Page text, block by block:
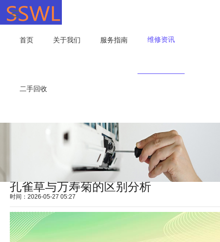
首页 关于我们 服务指南 维修资讯
二手回收
孔雀草与万寿菊的区别分析
时间：2026-05-27 05:27